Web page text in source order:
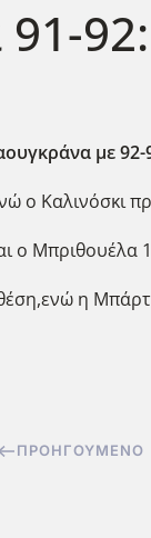
92:
με 92-
ο Καλινόσκι
ο Μπριθουέλα
η
ΠΡΟΗΓΟΎΜΕΝΟ